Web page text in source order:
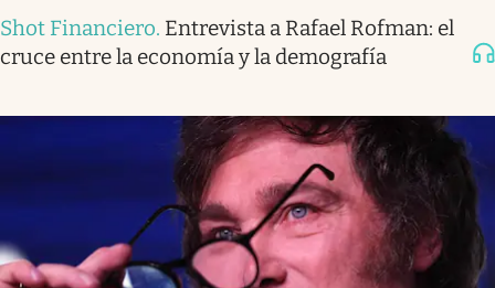
Shot Financiero. Entrevista a Rafael Rofman: el
cruce entre la economía y la demografía